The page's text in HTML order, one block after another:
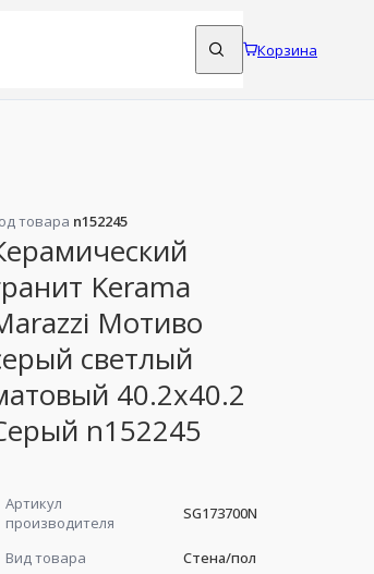
Корзина
товара n152245
Kerama
Мотиво
светлый
40.2x40.2
n152245
Артикул
производителя
SG173700N
Вид товара
Стена/пол